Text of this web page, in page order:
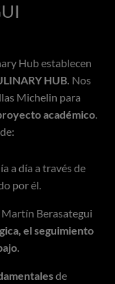
Hub establecen
HUB. Nos
Michelin para
académico
a día a través de
por él.
Berasategui
el seguimiento
de